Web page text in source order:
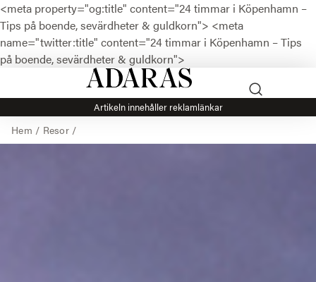
<meta property="og:title" content="24 timmar i Köpenhamn –
Tips på boende, sevärdheter & guldkorn"> <meta
name="twitter:title" content="24 timmar i Köpenhamn – Tips
på boende, sevärdheter & guldkorn">
Artikeln innehåller reklamlänkar
Hem / Resor/